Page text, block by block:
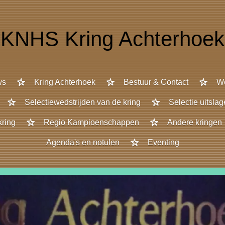
KNHS Kring Achterhoek
Kring Achterhoek Bestuur & Contact
Selectiewedstrijden van de kring Selectie
Regio Kampioenschappen Andere kringen
Agenda's en notulen Eventing